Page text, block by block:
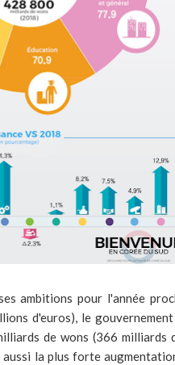
ambitions pour l'année
d'euros), le
de wons (366 milliards
la plus forte